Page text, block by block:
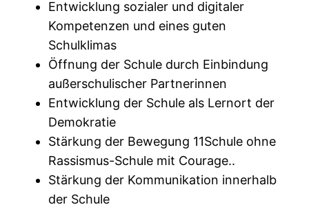
Entwicklung sozialer und digitaler
Kompetenzen und eines guten
Schulklimas
Öffnung der Schule durch Einbindung
außerschulischer Partnerinnen
Entwicklung der Schule als Lernort der
Demokratie
Stärkung der Bewegung 11Schule ohne
Rassismus-Schule mit Courage..
Stärkung der Kommunikation innerhalb
der Schule